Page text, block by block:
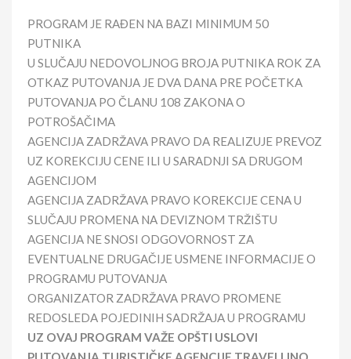
PROGRAM JE RAĐEN NA BAZI MINIMUM 50
PUTNIKA
U SLUČAJU NEDOVOLJNOG BROJA PUTNIKA ROK ZA
OTKAZ PUTOVANJA JE DVA DANA PRE POČETKA
PUTOVANJA PO ČLANU 108 ZAKONA O
POTROŠAČIMA
AGENCIJA ZADRŽAVA PRAVO DA REALIZUJE PREVOZ
UZ KOREKCIJU CENE ILI U SARADNJI SA DRUGOM
AGENCIJOM
AGENCIJA ZADRŽAVA PRAVO KOREKCIJE CENA U
SLUČAJU PROMENA NA DEVIZNOM TRŽIŠTU
AGENCIJA NE SNOSI ODGOVORNOST ZA
EVENTUALNE DRUGAČIJE USMENE INFORMACIJE O
PROGRAMU PUTOVANJA
ORGANIZATOR ZADRŽAVA PRAVO PROMENE
REDOSLEDA POJEDINIH SADRŽAJA U PROGRAMU
UZ OVAJ PROGRAM VAŽE OPŠTI USLOVI